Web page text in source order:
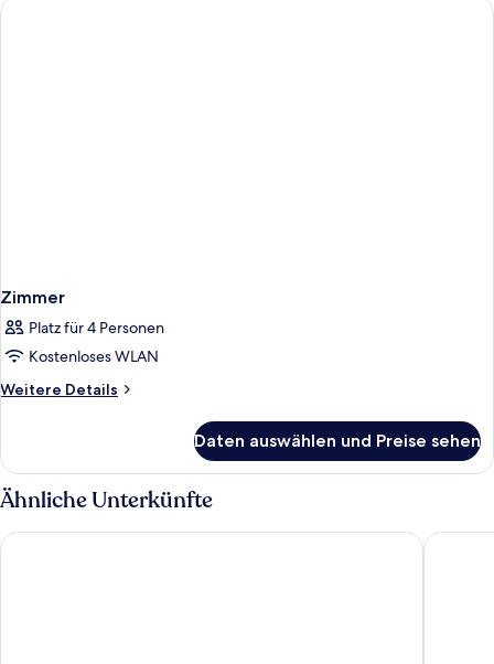
Zimmer
Platz für 4 Personen
Kostenloses WLAN
Weitere Details
Weitere
Daten auswählen und Preise sehen
Ähnliche Unterkünfte
ibis Hong Kong Central And Sheung Wan Mini